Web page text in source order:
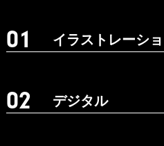
イラストレーシ
デジタル